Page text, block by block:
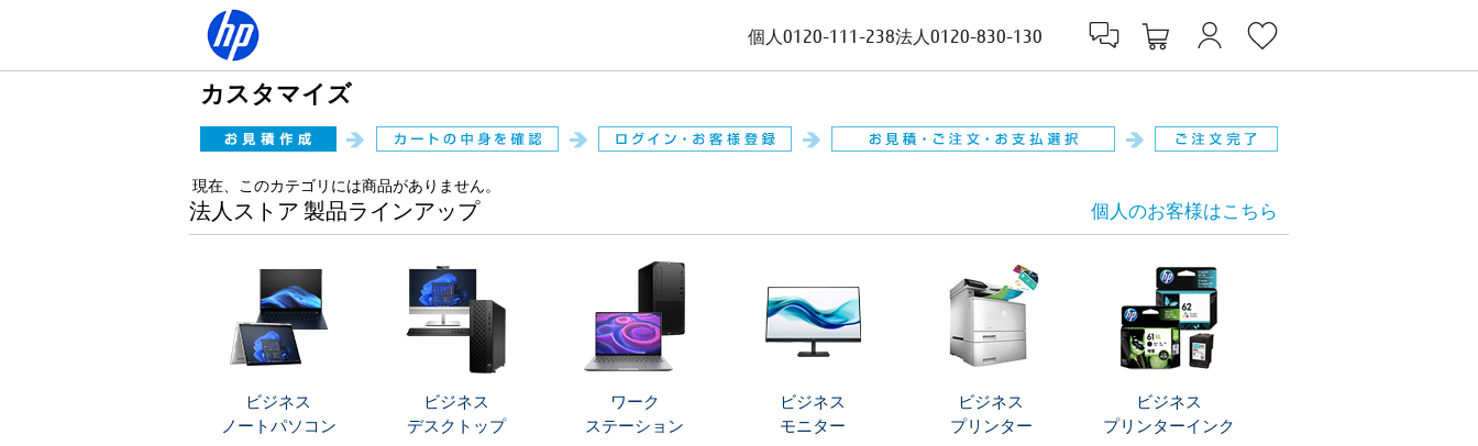
個人 0120-111-238法人 0120-830-130
カスタマイズ
現在、このカテゴリには商品がありません。
法人ストア 製品ラインアップ 個人のお客様はこちら
ビジネス
ノートパソコン
ビジネス
デスクトップ
ワーク
ステーション
ビジネス
モニター
ビジネス
プリンター
ビジネス
プリンターインク